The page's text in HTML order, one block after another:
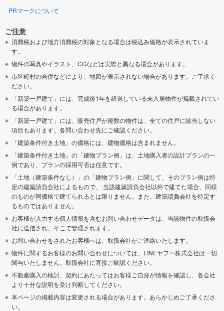
PRマークについて
ご注意
消費税および地方消費税の対象となる場合は税込み価格が表示されていま
す。
物件の写真やイラスト、CGなどは実際と異なる場合があります。
市区町村の合併などにより、地図が表示されない場合があります。ご了承く
ださい。
「新築一戸建て」には、完成後1年を経過している未入居物件が掲載されてい
る場合があります。
「新築一戸建て」には、販売住戸が複数の物件は、全ての住戸に該当しない
項目もあります。各問い合わせ先にご確認ください。
「建築条件付き土地」の価格には、建物価格は含まれません。
「建築条件付き土地」の「建物プラン例」は、土地購入者の設計プランの一
例であり、プランの採用可否は任意です。
「土地（建築条件なし）」の「建物プラン例」に関して、そのプラン例は特
定の建築請負会社によるもので、 当該建築請負会社以外で建てた場合、同様
のものが同価格で建てられるとは限りません。また、建築請負会社を特定す
るものではありません。
お客様が入力する個人情報を含むお問い合わせデータは、当該物件の取扱会
社に送信され、そこで管理されます。
お問い合わせをされたお客様へは、取扱会社がご連絡いたします。
物件に関するお客様のお問い合わせについては、LINEヤフー株式会社は一切
関与いたしません。取扱会社に直接ご確認ください。
不動産購入の検討、契約にあたってはお客様ご自身が情報を確認し、各会社
より十分な説明を受け判断してください。
本ページの掲載内容は変更される場合があります。あらかじめご了承くださ
い。